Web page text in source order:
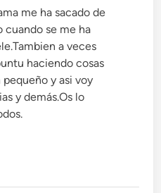
me ha sacado de
cuando se me ha
a veces
haciendo cosas
y asi voy
y demás.Os lo